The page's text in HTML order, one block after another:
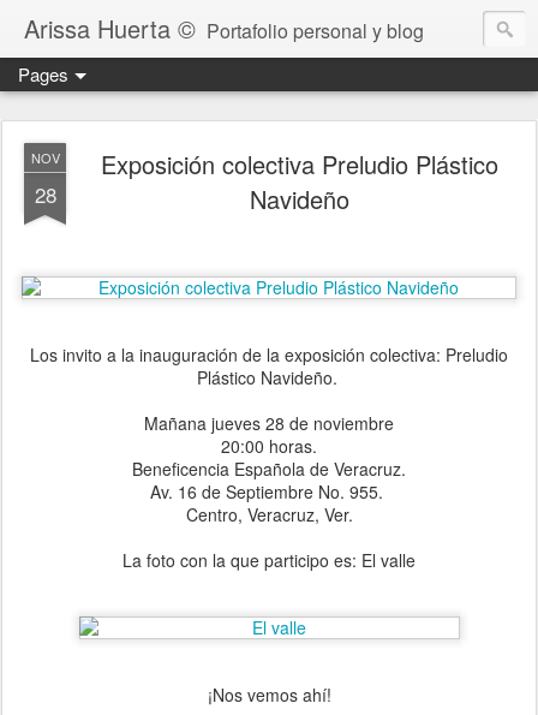
Arissa Huerta © Portafolio personal y blog
Pages
NOV
28
Exposición colectiva Preludio Plástico
Navideño
Los invito a la inauguración de la exposición colectiva: Preludio
Plástico Navideño.
Mañana jueves 28 de noviembre
20:00 horas.
Beneficencia Española de Veracruz.
Av. 16 de Septiembre No. 955.
Centro, Veracruz, Ver.
La foto con la que participo es: El valle
¡Nos vemos ahí!